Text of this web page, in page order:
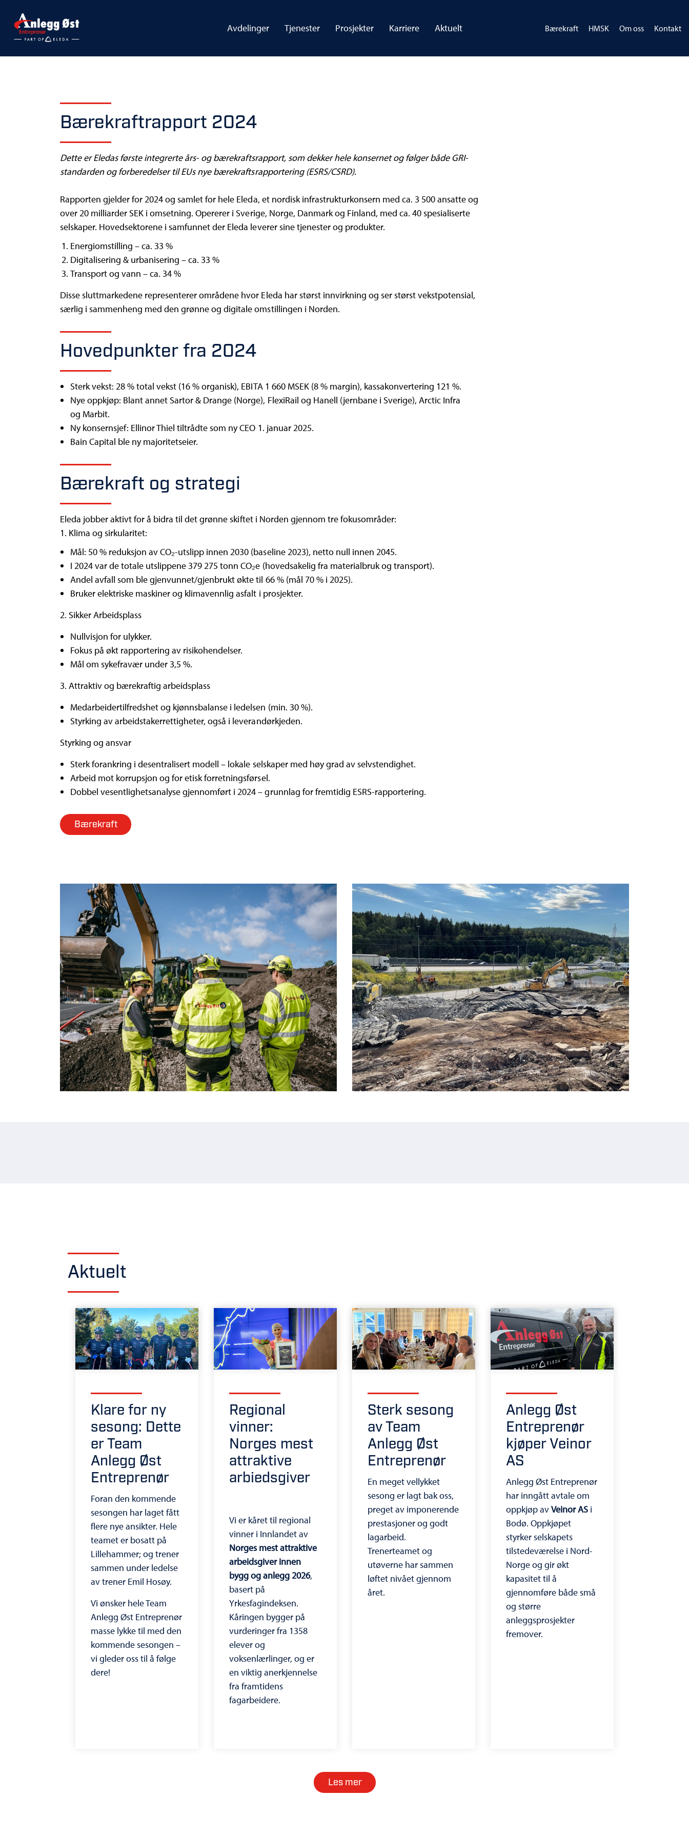
Avdelinger Tjenester Prosjekter Karriere Aktuelt Bærekraft HMSK Om oss Kontakt
Bærekraftrapport 2024
Dette er Eledas første integrerte års- og bærekraftsrapport, som dekker hele konsernet og følger både GRI-
standarden og forberedelser til EUs nye bærekraftsrapportering (ESRS/CSRD).
Rapporten gjelder for 2024 og samlet for hele Eleda, et nordisk infrastrukturkonsern med ca. 3 500 ansatte og
over 20 milliarder SEK i omsetning. Opererer i Sverige, Norge, Danmark og Finland, med ca. 40 spesialiserte
selskaper. Hovedsektorene i samfunnet der Eleda leverer sine tjenester og produkter.
Energiomstilling – ca. 33 %
Digitalisering & urbanisering – ca. 33 %
Transport og vann – ca. 34 %
Disse sluttmarkedene representerer områdene hvor Eleda har størst innvirkning og ser størst vekstpotensial,
særlig i sammenheng med den grønne og digitale omstillingen i Norden.
Hovedpunkter fra 2024
Sterk vekst: 28 % total vekst (16 % organisk), EBITA 1 660 MSEK (8 % margin), kassakonvertering 121 %.
Nye oppkjøp: Blant annet Sartor & Drange (Norge), FlexiRail og Hanell (jernbane i Sverige), Arctic Infra
og Marbit.
Ny konsernsjef: Ellinor Thiel tiltrådte som ny CEO 1. januar 2025.
Bain Capital ble ny majoritetseier.
Bærekraft og strategi
Eleda jobber aktivt for å bidra til det grønne skiftet i Norden gjennom tre fokusområder:
1. Klima og sirkularitet:
Mål: 50 % reduksjon av CO₂-utslipp innen 2030 (baseline 2023), netto null innen 2045.
I 2024 var de totale utslippene 379 275 tonn CO₂e (hovedsakelig fra materialbruk og transport).
Andel avfall som ble gjenvunnet/gjenbrukt økte til 66 % (mål 70 % i 2025).
Bruker elektriske maskiner og klimavennlig asfalt i prosjekter.
2. Sikker Arbeidsplass
Nullvisjon for ulykker.
Fokus på økt rapportering av risikohendelser.
Mål om sykefravær under 3,5 %.
3. Attraktiv og bærekraftig arbeidsplass
Medarbeidertilfredshet og kjønnsbalanse i ledelsen (min. 30 %).
Styrking av arbeidstakerrettigheter, også i leverandørkjeden.
Styrking og ansvar
Sterk forankring i desentralisert modell – lokale selskaper med høy grad av selvstendighet.
Arbeid mot korrupsjon og for etisk forretningsførsel.
Dobbel vesentlighetsanalyse gjennomført i 2024 – grunnlag for fremtidig ESRS-rapportering.
Bærekraft
Aktuelt
Klare for ny
sesong: Dette
er Team
Anlegg Øst
Entreprenør
Foran den kommende
sesongen har laget fått
flere nye ansikter. Hele
teamet er bosatt på
Lillehammer; og trener
sammen under ledelse
av trener Emil Hosøy.
Vi ønsker hele Team
Anlegg Øst Entreprenør
masse lykke til med den
kommende sesongen –
vi gleder oss til å følge
dere!
Regional
vinner:
Norges mest
attraktive
arbiedsgiver
Vi er kåret til regional
vinner i Innlandet av
Norges mest attraktive
arbeidsgiver innen
bygg og anlegg 2026,
basert på
Yrkesfagindeksen.
Kåringen bygger på
vurderinger fra 1358
elever og
voksenlærlinger, og er
en viktig anerkjennelse
fra framtidens
fagarbeidere.
Sterk sesong
av Team
Anlegg Øst
Entreprenør
En meget vellykket
sesong er lagt bak oss,
preget av imponerende
prestasjoner og godt
lagarbeid.
Trenerteamet og
utøverne har sammen
løftet nivået gjennom
året.
Anlegg Øst
Entreprenør
kjøper Veinor
AS
Anlegg Øst Entreprenør
har inngått avtale om
oppkjøp avVeinor AS i
Bodø. Oppkjøpet
styrker selskapets
tilstedeværelse i Nord-
Norge og gir økt
kapasitet til å
gjennomføre både små
og større
anleggsprosjekter
fremover.
Les mer